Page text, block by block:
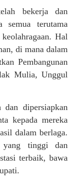
bekerja dan
semua terutama
Hal
di mana dalam
Pembangunan
Mulia, Unggul
dipersiapkan
kepada mereka
dalam berlaga.
yang tinggi dan
terbaik, bawa